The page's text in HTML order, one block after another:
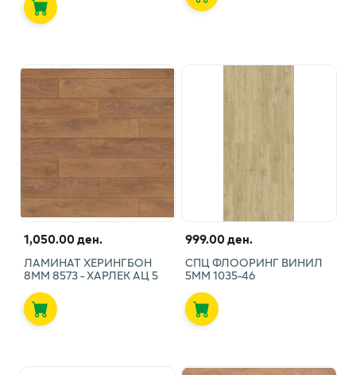
1,050.00 ден.
ЛАМИНАТ ХЕРИНГБОН
8ММ 8573 - ХАРЛЕК АЦ 5
999.00 ден.
СПЦ ФЛООРИНГ ВИНИЛ
5ММ 1035-46